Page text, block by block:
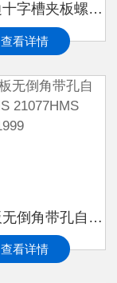
平头倒边十字槽夹板螺母 QIB/IND 1011.2QIB/IND 1011.2
查看详情
双耳托板无倒角带孔自锁螺母 MS 21077HMS 21077H-1999
查看详情